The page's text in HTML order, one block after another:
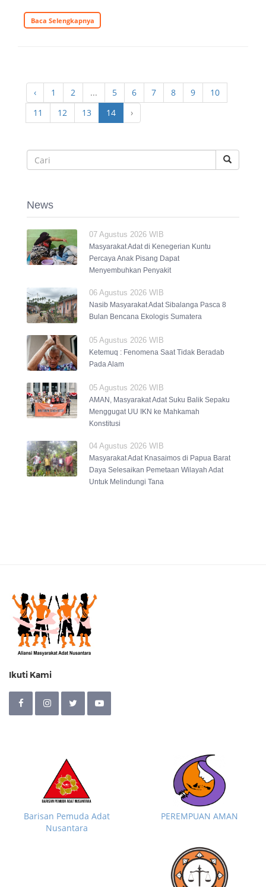
Baca Selengkapnya
‹ 1 2 ... 5 6 7 8 9
10
11
12 13 14 ›
News
07 Agustus 2026 WIB
Masyarakat Adat di Kenegerian Kuntu
Percaya Anak Pisang Dapat
Menyembuhkan Penyakit
06 Agustus 2026 WIB
Nasib Masyarakat Adat Sibalanga Pasca 8
Bulan Bencana Ekologis Sumatera
05 Agustus 2026 WIB
Ketemuq : Fenomena Saat Tidak Beradab
Pada Alam
05 Agustus 2026 WIB
AMAN, Masyarakat Adat Suku Balik Sepaku
Menggugat UU IKN ke Mahkamah
Konstitusi
04 Agustus 2026 WIB
Masyarakat Adat Knasaimos di Papua Barat
Daya Selesaikan Pemetaan Wilayah Adat
Untuk Melindungi Tana
Ikuti Kami
Barisan Pemuda Adat
Nusantara
PEREMPUAN AMAN